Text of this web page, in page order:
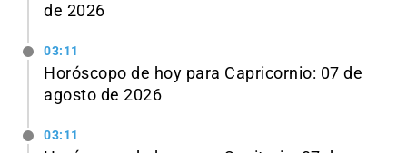
de 2026
03:11
Horóscopo de hoy para Capricornio: 07 de
agosto de 2026
03:11